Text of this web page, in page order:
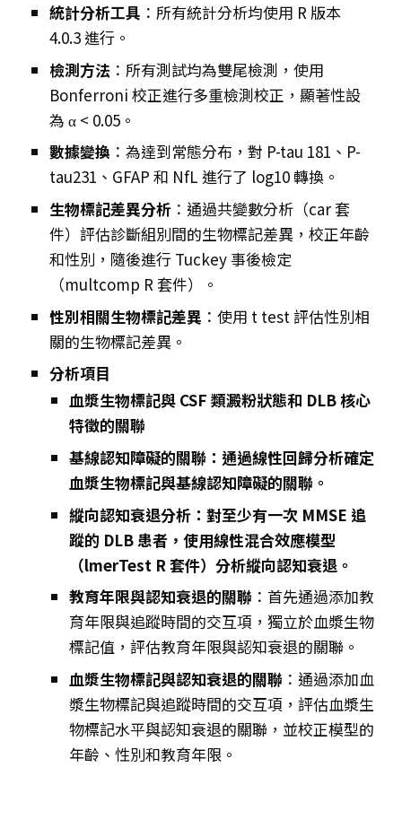
統計分析工具 ：所有統計分析均使用 R 版本
4.0.3 進行。
檢測方法 ：所有測試均為雙尾檢測，使用
Bonferroni 校正進行多重檢測校正，顯著性設
為 α < 0.05。
數據變換 ：為達到常態分布，對 P-tau 181、P-
tau231、GFAP 和 NfL 進行了 log10 轉換。
生物標記差異分析 ：通過共變數分析（car 套
件）評估診斷組別間的生物標記差異，校正年齡
和性別，隨後進行 Tuckey 事後檢定
（multcomp R 套件）。
性別相關生物標記差異 ：使用 t test 評估性別相
關的生物標記差異。
分析項目
血漿生物標記與 CSF 類澱粉狀態和 DLB 核心
特徵的關聯
基線認知障礙的關聯：通過線性回歸分析確定
血漿生物標記與基線認知障礙的關聯。
縱向認知衰退分析：對至少有一次 MMSE 追
蹤的 DLB 患者，使用線性混合效應模型
（lmerTest R 套件）分析縱向認知衰退。
教育年限與認知衰退的關聯 ：首先通過添加教
育年限與追蹤時間的交互項，獨立於血漿生物
標記值，評估教育年限與認知衰退的關聯。
血漿生物標記與認知衰退的關聯 ：通過添加血
漿生物標記與追蹤時間的交互項，評估血漿生
物標記水平與認知衰退的關聯，並校正模型的
年齡、性別和教育年限。